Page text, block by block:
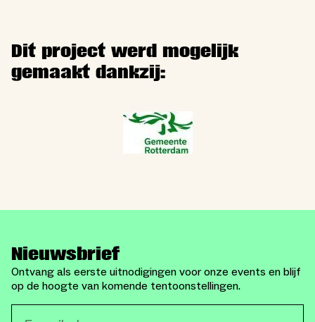
Dit project werd mogelijk
gemaakt dankzij:
Nieuwsbrief
Ontvang als eerste uitnodigingen voor onze events en blijf
op de hoogte van komende tentoonstellingen.